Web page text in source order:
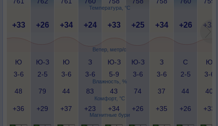
Температура, °C
Ветер, метр/с
Влажность, %
Комфорт, °C
Магнитные бури
+33 +26 +34 +24 +33 +25 +34 +26 +32
Ю
3-6
Ю-З
2-5
Ю
3-6
З
3-6
Ю-З
5-9
Ю-З
3-6
З
3-6
С
2-5
Ю
3-6
48 79 44 83 43 74 37 44 40
+36 +29 +37 +23 +34 +26 +35 +26 +33